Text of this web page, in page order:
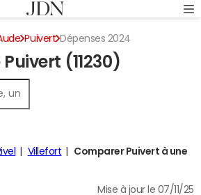
Puivert Dépenses 2024
(11230)
Villefort
Comparer Puivert à une
Mise à jour le 07/11/25